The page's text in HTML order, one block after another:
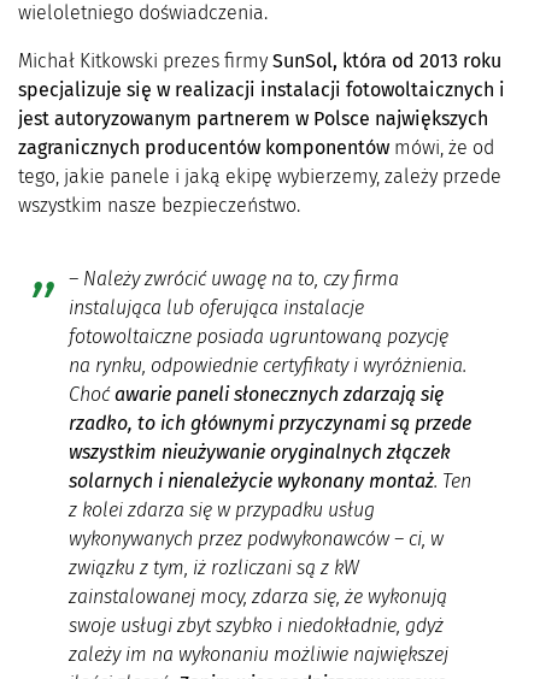
wieloletniego doświadczenia.
Michał Kitkowski prezes firmy SunSol, która od 2013 roku
specjalizuje się w realizacji instalacji fotowoltaicznych i
jest autoryzowanym partnerem w Polsce największych
zagranicznych producentów komponentów mówi, że od
tego, jakie panele i jaką ekipę wybierzemy, zależy przede
wszystkim nasze bezpieczeństwo.
– Należy zwrócić uwagę na to, czy firma
instalująca lub oferująca instalacje
fotowoltaiczne posiada ugruntowaną pozycję
na rynku, odpowiednie certyfikaty i wyróżnienia.
Choćawarie paneli słonecznych zdarzają się
rzadko, to ich głównymi przyczynami są przede
wszystkim nieużywanie oryginalnych złączek
solarnych i nienależycie wykonany montaż. Ten
z kolei zdarza się w przypadku usług
wykonywanych przez podwykonawców – ci, w
związku z tym, iż rozliczani są z kW
zainstalowanej mocy, zdarza się, że wykonują
swoje usługi zbyt szybko i niedokładnie, gdyż
zależy im na wykonaniu możliwie największej